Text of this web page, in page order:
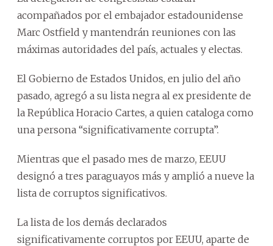
acompañados por el embajador estadounidense
Marc Ostfield y mantendrán reuniones con las
máximas autoridades del país, actuales y electas.
El Gobierno de Estados Unidos, en julio del año
pasado, agregó a su lista negra al ex presidente de
la República Horacio Cartes, a quien cataloga como
una persona “significativamente corrupta”.
Mientras que el pasado mes de marzo, EEUU
designó a tres paraguayos más y amplió a nueve la
lista de corruptos significativos.
La lista de los demás declarados
significativamente corruptos por EEUU, aparte de